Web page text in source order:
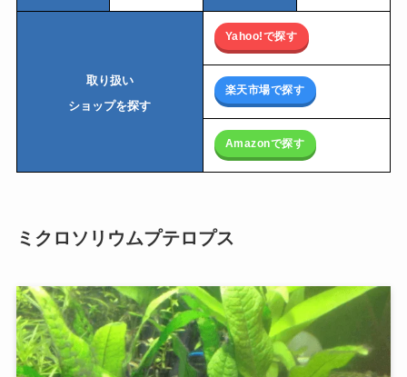
取り扱い
ショップを探す
Yahoo!で探す
楽天市場で探す
Amazonで探す
ミクロソリウムプテロプス